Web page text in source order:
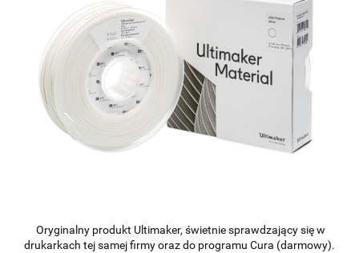
Oryginalny produkt Ultimaker, świetnie sprawdzający się w
drukarkach tej samej firmy oraz do programu Cura (darmowy).